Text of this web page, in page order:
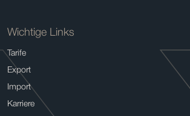
Wichtige Links
Tarife
Export
Import
Karriere